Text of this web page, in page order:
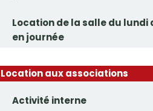
Location de la salle du lundi
en journée
Location aux associations
Activité interne